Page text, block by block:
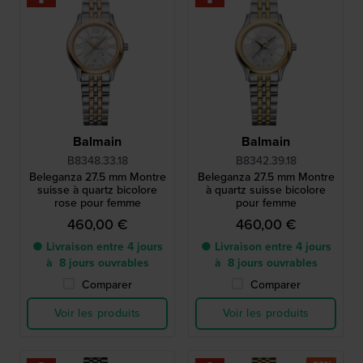
Balmain
B8348.33.18
Beleganza 27.5 mm Montre
suisse à quartz bicolore
rose pour femme
460,00 €
● Livraison entre 4 jours
à 8 jours ouvrables
Comparer
Voir les produits
Balmain
B8342.39.18
Beleganza 27.5 mm Montre
à quartz suisse bicolore
pour femme
460,00 €
● Livraison entre 4 jours
à 8 jours ouvrables
Comparer
Voir les produits